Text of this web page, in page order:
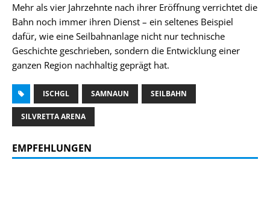
Mehr als vier Jahrzehnte nach ihrer Eröffnung verrichtet die
Bahn noch immer ihren Dienst – ein seltenes Beispiel
dafür, wie eine Seilbahnanlage nicht nur technische
Geschichte geschrieben, sondern die Entwicklung einer
ganzen Region nachhaltig geprägt hat.
ISCHGL SAMNAUN SEILBAHN
SILVRETTA ARENA
EMPFEHLUNGEN